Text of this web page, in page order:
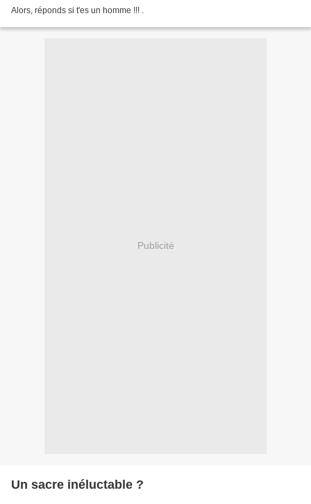
Alors, réponds si t'es un homme !!! .
Publicité
Un sacre inéluctable ?